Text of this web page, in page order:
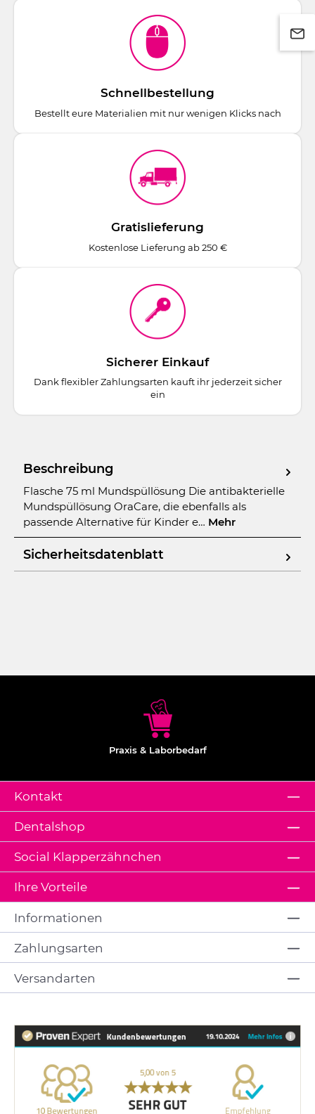
Schnellbestellung
Bestellt eure Materialien mit nur wenigen Klicks nach
Gratislieferung
Kostenlose Lieferung ab 250 €
Sicherer Einkauf
Dank flexibler Zahlungsarten kauft ihr jederzeit sicher
ein
Beschreibung
Flasche 75 ml Mundspüllösung Die antibakterielle
Mundspüllösung OraCare, die ebenfalls als
passende Alternative für Kinder e… Mehr
Sicherheitsdatenblatt
Praxis & Laborbedarf
Kontakt
Dentalshop
Ihre Vorteile
Social Klapperzähnchen
Informationen
Zahlungsarten
Versandarten